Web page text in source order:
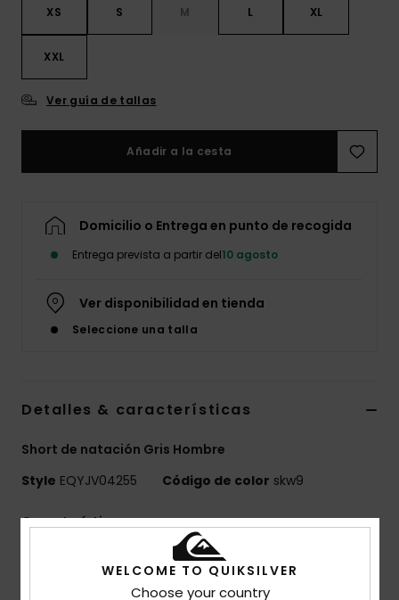
XS S M L XL
XXL
Ver guía de tallas
Añadir a la cesta
Domicilio o Entrega en punto de recogida
Entrega prevista a partir del10 agosto
Ver disponibilidad en tienda
Seleccione una talla
Detalles & características
Short de natación Gris Hombre
Style EQYJV04255 Código de color skw9
Características
tejido elástico refrabricado, 92% poliéster
WELCOME TO QUIKSILVER
Choose your country